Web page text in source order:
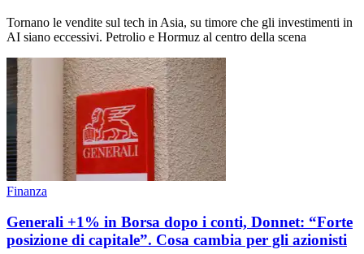
Tornano le vendite sul tech in Asia, su timore che gli investimenti in
AI siano eccessivi. Petrolio e Hormuz al centro della scena
Finanza
Generali +1% in Borsa dopo i conti, Donnet: “Forte
posizione di capitale”. Cosa cambia per gli azionisti